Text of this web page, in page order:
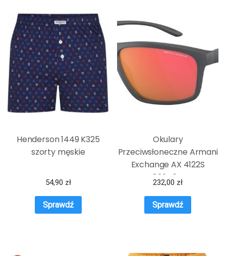
Henderson 1449 K325
szorty męskie
54,90 zł
Sprawdź
Okulary
Przeciwsłoneczne Armani
Exchange AX 4122S
82946Q
232,00 zł
Sprawdź